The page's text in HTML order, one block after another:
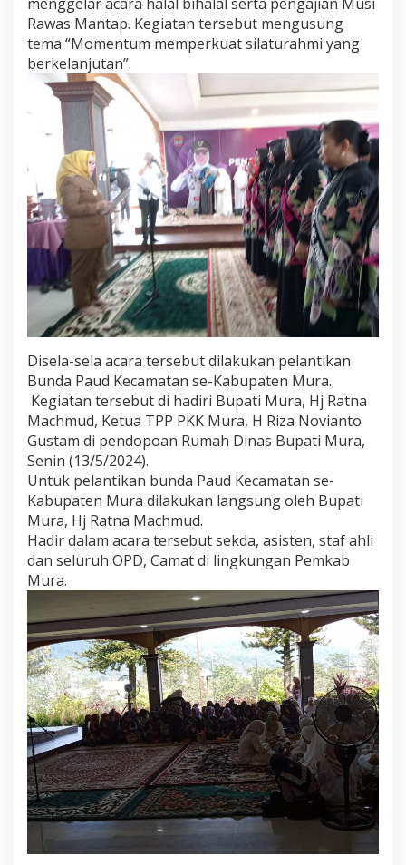
n
a
i
a
n
B
a
i
k
,
G
u
n
a
T
r
a
k
s
a
a
m
a
a
h
D
n
g
a
n
I
k
h
l
a
s
Rawas Mantap. Kegiatan tersebut mengusung
tema “Momentum memperkuat silaturahmi yang
berkelanjutan”.
Disela-sela acara tersebut dilakukan pelantikan
Bunda Paud Kecamatan se-Kabupaten Mura.
Kegiatan tersebut di hadiri Bupati Mura, Hj Ratna
Machmud, Ketua TPP PKK Mura, H Riza Novianto
Gustam di pendopoan Rumah Dinas Bupati Mura,
Senin (13/5/2024).
Untuk pelantikan bunda Paud Kecamatan se-
Kabupaten Mura dilakukan langsung oleh Bupati
Mura, Hj Ratna Machmud.
Hadir dalam acara tersebut sekda, asisten, staf ahli
dan seluruh OPD, Camat di lingkungan Pemkab
Mura.